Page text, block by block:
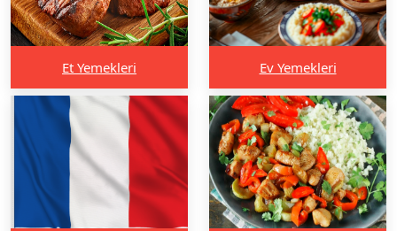
Et Yemekleri Ev Yemekleri